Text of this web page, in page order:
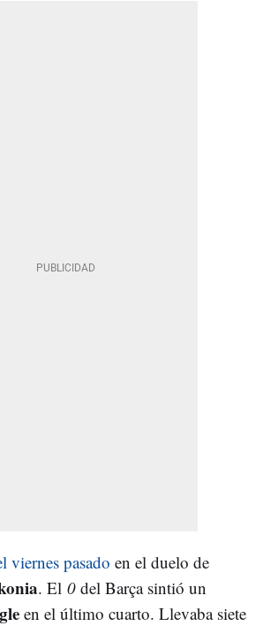
viernes pasado en el duelo de
. El 0 del Barça sintió un
en el último cuarto. Llevaba siete